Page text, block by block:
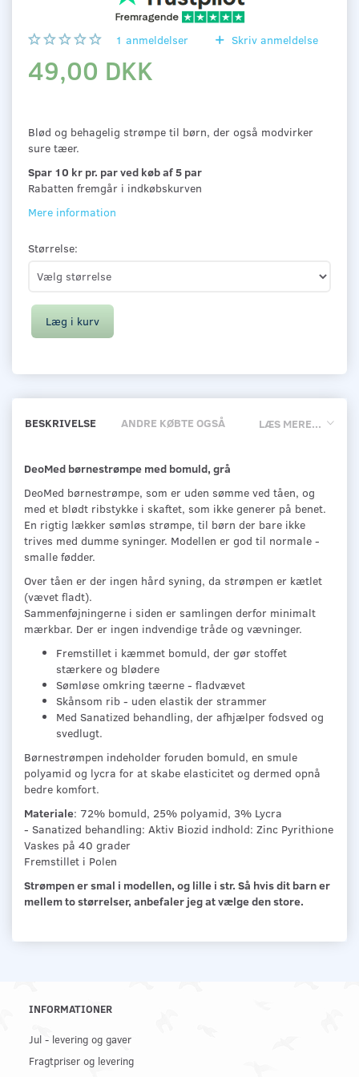
1 anmeldelser Skriv anmeldelse
49,00 DKK
Blød og behagelig strømpe til børn, der også modvirker
sure tæer.
Spar 10 kr pr. par ved køb af 5 par
Rabatten fremgår i indkøbskurven
Mere information
Størrelse:
Læg i kurv
LÆS MERE...
BESKRIVELSE ANDRE KØBTE OGSÅ
DeoMed børnestrømpe med bomuld, grå
DeoMed børnestrømpe, som er uden sømme ved tåen, og
med et blødt ribstykke i skaftet, som ikke generer på benet.
En rigtig lækker sømløs strømpe, til børn der bare ikke
trives med dumme syninger. Modellen er god til normale -
smalle fødder.
Over tåen er der ingen hård syning, da strømpen er kætlet
(vævet fladt).
Sammenføjningerne i siden er samlingen derfor minimalt
mærkbar. Der er ingen indvendige tråde og vævninger.
Fremstillet i kæmmet bomuld, der gør stoffet
stærkere og blødere
Sømløse omkring tæerne - fladvævet
Skånsom rib - uden elastik der strammer
Med Sanatized behandling, der afhjælper fodsved og
svedlugt.
Børnestrømpen indeholder foruden bomuld, en smule
polyamid og lycra for at skabe elasticitet og dermed opnå
bedre komfort.
Materiale: 72% bomuld, 25% polyamid, 3% Lycra
- Sanatized behandling: Aktiv Biozid indhold: Zinc Pyrithione
Vaskes på 40 grader
Fremstillet i Polen
Strømpen er smal i modellen, og lille i str. Så hvis dit barn er
mellem to størrelser, anbefaler jeg at vælge den store.
INFORMATIONER
Jul - levering og gaver
Fragtpriser og levering